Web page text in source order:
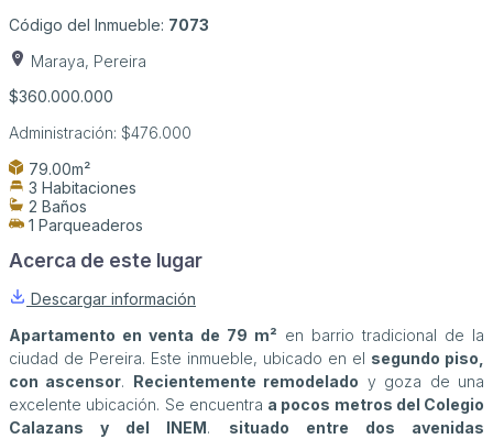
Código del Inmueble: 7073
Maraya, Pereira
$360.000.000
Administración: $476.000
79.00m²
3 Habitaciones
2 Baños
1 Parqueaderos
Acerca de este lugar
Descargar información
Apartamento en venta de 79 m² en barrio tradicional de la
ciudad de Pereira. Este inmueble, ubicado en el segundo piso,
con ascensor. Recientemente remodelado y goza de una
excelente ubicación. Se encuentra a pocos metros del Colegio
Calazans y del INEM. situado entre dos avenidas